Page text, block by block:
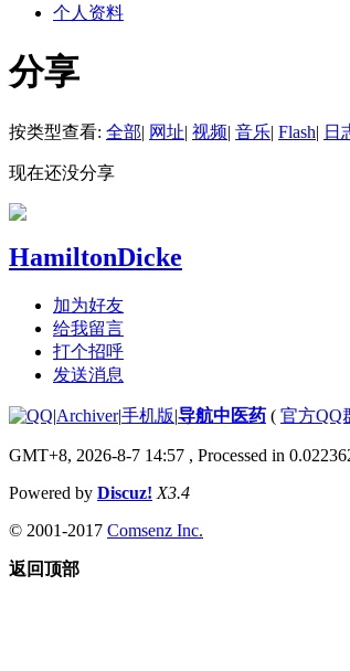
个人资料
分享
按类型查看: 全部| 网址| 视频| 音乐| Flash| 日
现在还没分享
HamiltonDicke
加为好友
给我留言
打个招呼
发送消息
|Archiver|手机版|导航中医药 ( 官方QQ
GMT+8, 2026-8-7 14:57 , Processed in
Powered by Discuz! X3.4
© 2001-2017 Comsenz Inc.
返回顶部